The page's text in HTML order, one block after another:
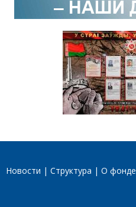
Новости Структура О фонде